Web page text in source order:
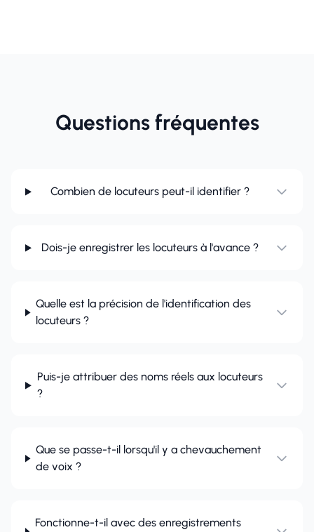
Questions fréquentes
Combien de locuteurs peut-il identifier ?
Dois-je enregistrer les locuteurs à l'avance ?
Quelle est la précision de l'identification des
locuteurs ?
Puis-je attribuer des noms réels aux locuteurs
?
Que se passe-t-il lorsqu'il y a chevauchement
de voix ?
Fonctionne-t-il avec des enregistrements